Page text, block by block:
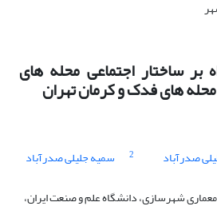
بر ساختار اجتماعی محله های
های فدک و کرمان تهران
صدرآباد 2 سمیه جلیلی صدرآباد
شهرسازی، دانشگاه علم و صنعت ایران،